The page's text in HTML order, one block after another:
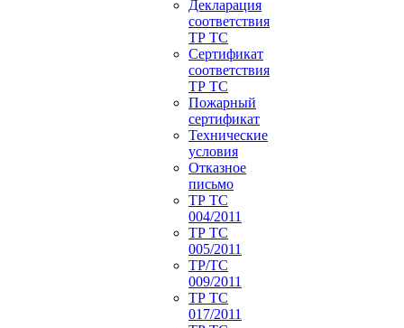
Декларация
соответствия
ТР ТС
Сертификат
соответствия
ТР ТС
Пожарный
сертификат
Технические
условия
Отказное
письмо
ТР ТС
004/2011
ТР ТС
005/2011
ТР/ТС
009/2011
ТР ТС
017/2011